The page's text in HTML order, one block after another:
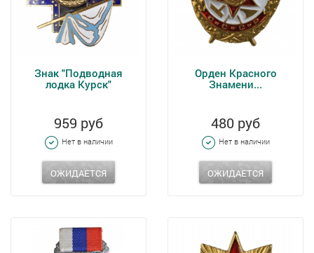
Знак "Подводная
лодка Курск"
959 руб
Нет в наличии
ОЖИДАЕТСЯ
Орден Красного
Знамени...
480 руб
Нет в наличии
ОЖИДАЕТСЯ